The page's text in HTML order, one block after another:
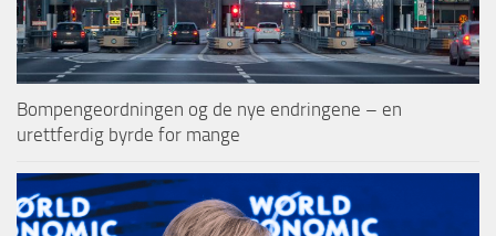
Bompengeordningen og de nye endringene – en
urettferdig byrde for mange